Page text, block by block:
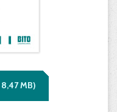
8,47MB)